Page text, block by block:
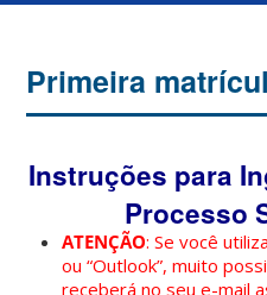
Primeira
Instruções para
Processo
ATENÇÃO: Se você
ou “Outlook”, muito
receberá no seu e-mail